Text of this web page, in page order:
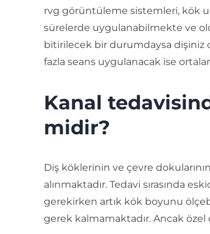
rvg görüntüleme sistemleri, kök
sürelerde uygulanabilmekte ve
bitirilecek bir durumdaysa dişiniz
fazla seans uygulanacak ise
Kanal
midir?
Diş köklerinin ve çevre
alınmaktadır. Tedavi sırasında
gerekirken artık kök boyunu
gerek kalmamaktadır. Ancak